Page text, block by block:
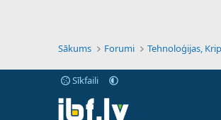
Sākums Forumi
Sīkfaili